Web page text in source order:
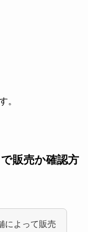
。
販売か確認方
によって販売